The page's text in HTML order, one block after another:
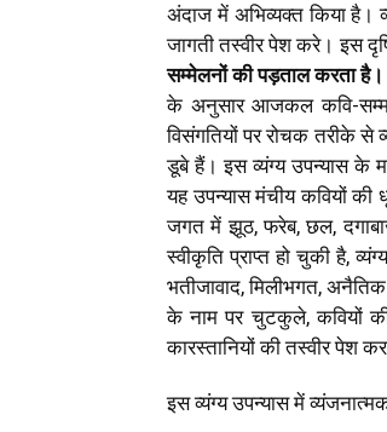
अंदाज में अभिव्यक्त किया है।
जागती तस्वीर पेश करे। इस
सम्मेलनों की पड़ताल करता है।
के अनुसार आजकल कवि-
विसंगतियों पर रोचक तरीके से
डूबे हैं। इस व्यंग्य उपन्यास के
यह उपन्यास मंचीय कवियों की
जगत में झूठ, फरेब, छल,
स्वीकृति प्राप्त हो चुकी है,
भतीजावाद, मिलीभगत,
के नाम पर चुटकुले, कवियों
कारस्तानियों की तस्वीर पेश
इस व्यंग्य उपन्यास में